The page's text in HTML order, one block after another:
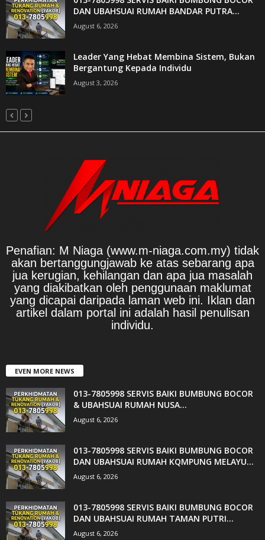
DAN UBAHSUAI RUMAH BANDAR PUTRA...
August 6, 2026
Leader Yang Hebat Membina Sistem, Bukan
Bergantung Kepada Individu
August 3, 2026
Penafian: M Niaga (www.m-niaga.com.my) tidak
akan bertanggungjawab ke atas sebarang apa
jua kerugian, kehilangan dan apa jua masalah
yang diakibatkan oleh penggunaan maklumat
yang dicapai daripada laman web ini. Iklan dan
artikel dalam portal ini adalah hasil penulisan
individu.
EVEN MORE NEWS
013-7805998 SERVIS BAIKI BUMBUNG BOCOR
& UBAHSUAI RUMAH NUSA...
August 6, 2026
013-7805998 SERVIS BAIKI BUMBUNG BOCOR
DAN UBAHSUAI RUMAH KQMPUNG MELAYU...
August 6, 2026
013-7805998 SERVIS BAIKI BUMBUNG BOCOR
DAN UBAHSUAI RUMAH TAMAN PUTRI...
August 6, 2026